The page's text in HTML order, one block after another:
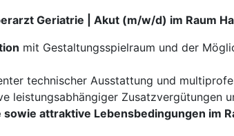
Geriatrie | Akut (m/w/d) im Raum
mit Gestaltungsspielraum und der
technischer Ausstattung und
leistungsabhängiger Zusatzvergütungen
attraktive Lebensbedingungen im